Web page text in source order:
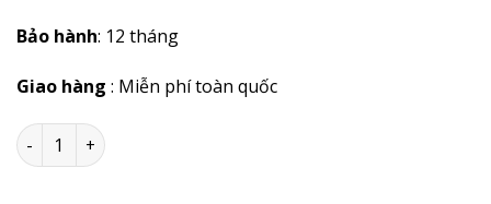
Bảo hành: 12 tháng
Giao hàng : Miễn phí toàn quốc
Máy pha cà phê Casadio Nettuno A1 Group số lượng